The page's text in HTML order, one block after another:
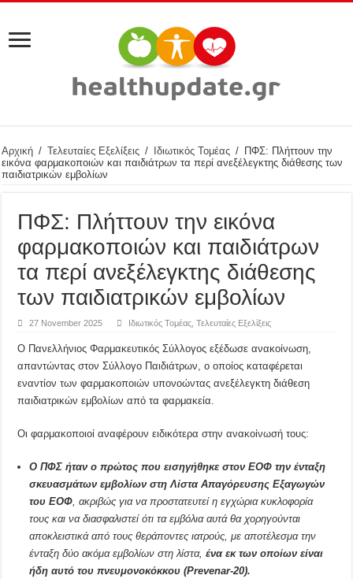
Αρχική / Τελευταίες Εξελίξεις / Ιδιωτικός Τομέας / ΠΦΣ: Πλήττουν την
εικόνα φαρμακοποιών και παιδιάτρων τα περί ανεξέλεγκτης διάθεσης των
παιδιατρικών εμβολίων
ΠΦΣ: Πλήττουν την εικόνα
φαρμακοποιών και παιδιάτρων
τα περί ανεξέλεγκτης διάθεσης
των παιδιατρικών εμβολίων
27 November 2025 Ιδιωτικός Τομέας ,Τελευταίες Εξελίξεις
Ο Πανελλήνιος Φαρμακευτικός Σύλλογος εξέδωσε ανακοίνωση,
απαντώντας στον Σύλλογο Παιδιάτρων, ο οποίος καταφέρεται
εναντίον των φαρμακοποιών υπονοώντας ανεξέλεγκτη διάθεση
παιδιατρικών εμβολίων από τα φαρμακεία.
Οι φαρμακοποιοί αναφέρουν ειδικότερα στην ανακοίνωσή τους:
Ο ΠΦΣ ήταν ο πρώτος που εισηγήθηκε στον ΕΟΦ την ένταξη
σκευασμάτων εμβολίων στη Λίστα Απαγόρευσης Εξαγωγών
του ΕΟΦ , ακριβώς για να προστατευτεί η εγχώρια κυκλοφορία
τους και να διασφαλιστεί ότι τα εμβόλια αυτά θα χορηγούνται
αποκλειστικά από τους θεράποντες ιατρούς, με αποτέλεσμα την
ένταξη δύο ακόμα εμβολίων στη λίστα,ένα εκ των οποίων είναι
ήδη αυτό του πνευμονοκόκκου (Prevenar-20).